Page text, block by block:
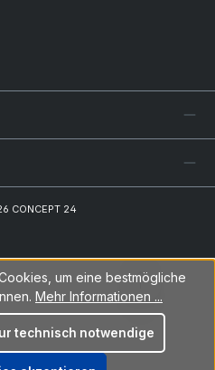
CONCEPT 24
um eine bestmögliche
Mehr Informationen ...
technisch notwendige